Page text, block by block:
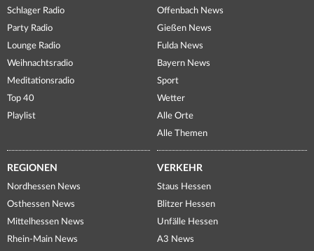
Schlager Radio
Party Radio
Lounge Radio
Weihnachtsradio
Meditationsradio
Top 40
Playlist
Offenbach News
Gießen News
Fulda News
Bayern News
Sport
Wetter
Alle Orte
Alle Themen
REGIONEN
Nordhessen News
Osthessen News
Mittelhessen News
Rhein-Main News
VERKEHR
Staus Hessen
Blitzer Hessen
Unfälle Hessen
A3 News